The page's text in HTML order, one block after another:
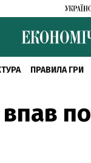
ПРАВИЛА ГРИ
впав